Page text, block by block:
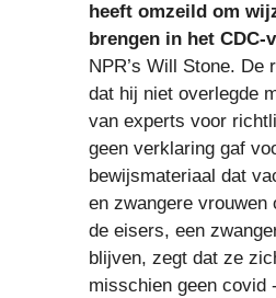
heeft omzeild om
brengen in het CDC-
NPR’s Will Stone. De
dat hij niet overlegde
van experts voor
geen verklaring gaf
bewijsmateriaal dat
en zwangere vrouwen
de eisers, een
blijven, zegt dat ze
misschien geen covid